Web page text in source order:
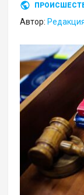
Автор: